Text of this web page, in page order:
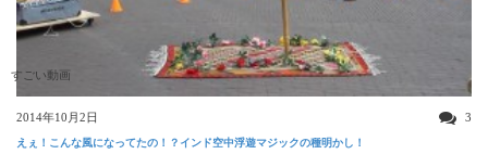
すごい動画
2014年10月2日 3
えぇ！こんな風になってたの！？インド空中浮遊マジックの種明かし！